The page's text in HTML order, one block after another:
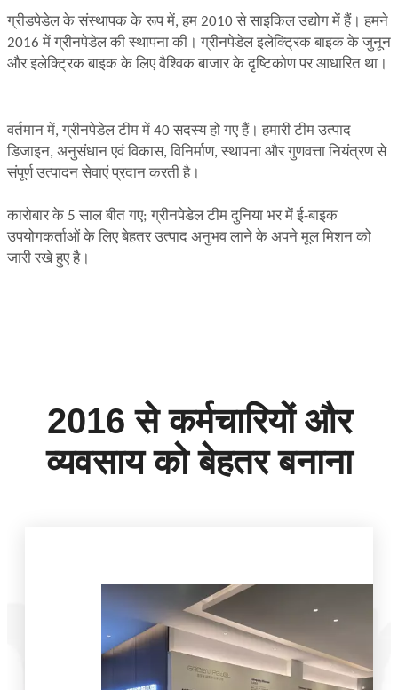
ग्रीडपेडेल के संस्थापक के रूप में, हम 2010 से साइकिल उद्योग में हैं। हमने
2016 में ग्रीनपेडेल की स्थापना की। ग्रीनपेडेल इलेक्ट्रिक बाइक के जुनून
और इलेक्ट्रिक बाइक के लिए वैश्विक बाजार के दृष्टिकोण पर आधारित था।
वर्तमान में, ग्रीनपेडेल टीम में 40 सदस्य हो गए हैं। हमारी टीम उत्पाद
डिजाइन, अनुसंधान एवं विकास, विनिर्माण, स्थापना और गुणवत्ता नियंत्रण से
संपूर्ण उत्पादन सेवाएं प्रदान करती है।
कारोबार के 5 साल बीत गए; ग्रीनपेडेल टीम दुनिया भर में ई-बाइक
उपयोगकर्ताओं के लिए बेहतर उत्पाद अनुभव लाने के अपने मूल मिशन को
जारी रखे हुए है।
2016 से कर्मचारियों और
व्यवसाय को बेहतर बनाना